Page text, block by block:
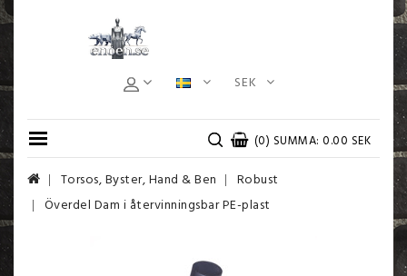
SEK
(0) SUMMA: 0.00 SEK
Torsos, Byster, Hand & Ben
Robust
Överdel Dam i återvinningsbar PE-plast